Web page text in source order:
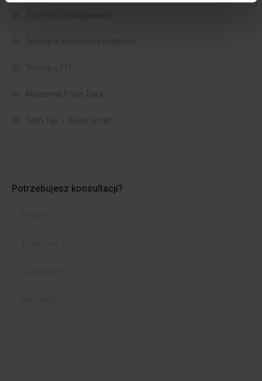
Trochę o powiązaniach​
Trochę o zielonych podatkach
Trochę o PIT
Akademia Pana Taxa
Tech Tax – Work Smart
Potrzebujesz konsultacji?